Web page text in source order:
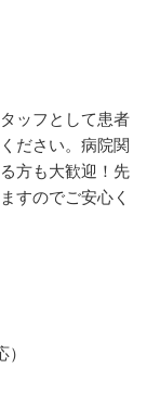
ッフとして患者
ださい。病院関
方も大歓迎！先
すのでご安心く